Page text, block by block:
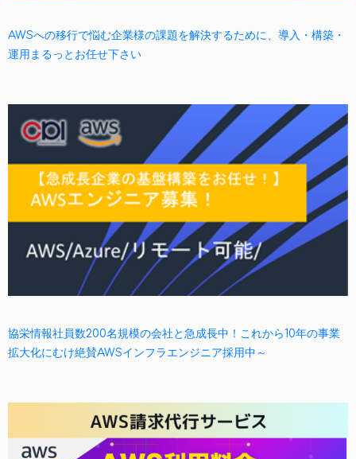
AWSへの移行で悩む企業様の課題を解決するために、導入・構築・
運用まるっとお任せ下さい
協栄情報社員数200名規模の会社と急成長中！これから10年の事業
拡大化にむけ絶賛AWSインフラエンジニア採用中～